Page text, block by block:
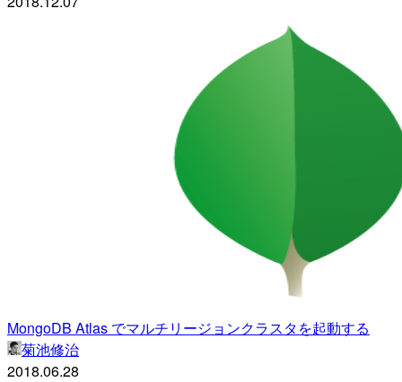
MongoDB Atlas でマルチリージョンクラスタを起動する
菊池修治
2018.06.28